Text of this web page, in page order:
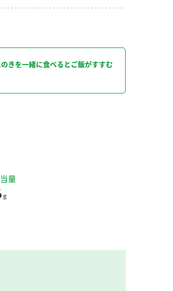
きを一緒に食べるとご飯がすすむ
量
g